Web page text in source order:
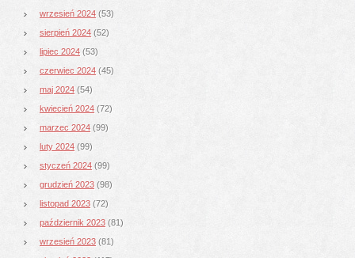
wrzesień 2024 (53)
sierpień 2024 (52)
lipiec 2024 (53)
czerwiec 2024 (45)
maj 2024 (54)
kwiecień 2024 (72)
marzec 2024 (99)
luty 2024 (99)
styczeń 2024 (99)
grudzień 2023 (98)
listopad 2023 (72)
październik 2023 (81)
wrzesień 2023 (81)